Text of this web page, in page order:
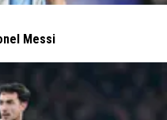
Messi